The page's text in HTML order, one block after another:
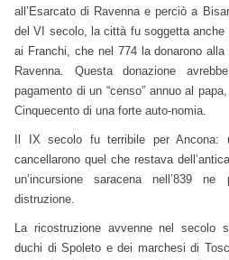
all’Esarcato di Ravenna e perciò a
del VI secolo, la città fu soggetta anche
ai Franchi, che nel 774 la donarono alla
Ravenna. Questa donazione
pagamento di un “censo” annuo al
Cinquecento di una forte auto-nomia.
Il IX secolo fu terribile per Ancona:
cancellarono quel che restava
un’incursione saracena nell’839
distruzione.
La ricostruzione avvenne nel secolo
duchi di Spoleto e dei marchesi di